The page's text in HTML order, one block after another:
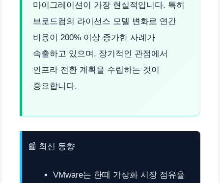
마이그레이션이 가장 현실적입니다. 특히
브로드컴의 라이선스 모델 변화로 연간
비용이 200% 이상 증가한 사례가
속출하고 있으며, 장기적인 관점에서
인프라 전환 계획을 수립하는 것이
중요합니다.
📰 최신 동향
VMware는 한때 가상화 시장 점유율